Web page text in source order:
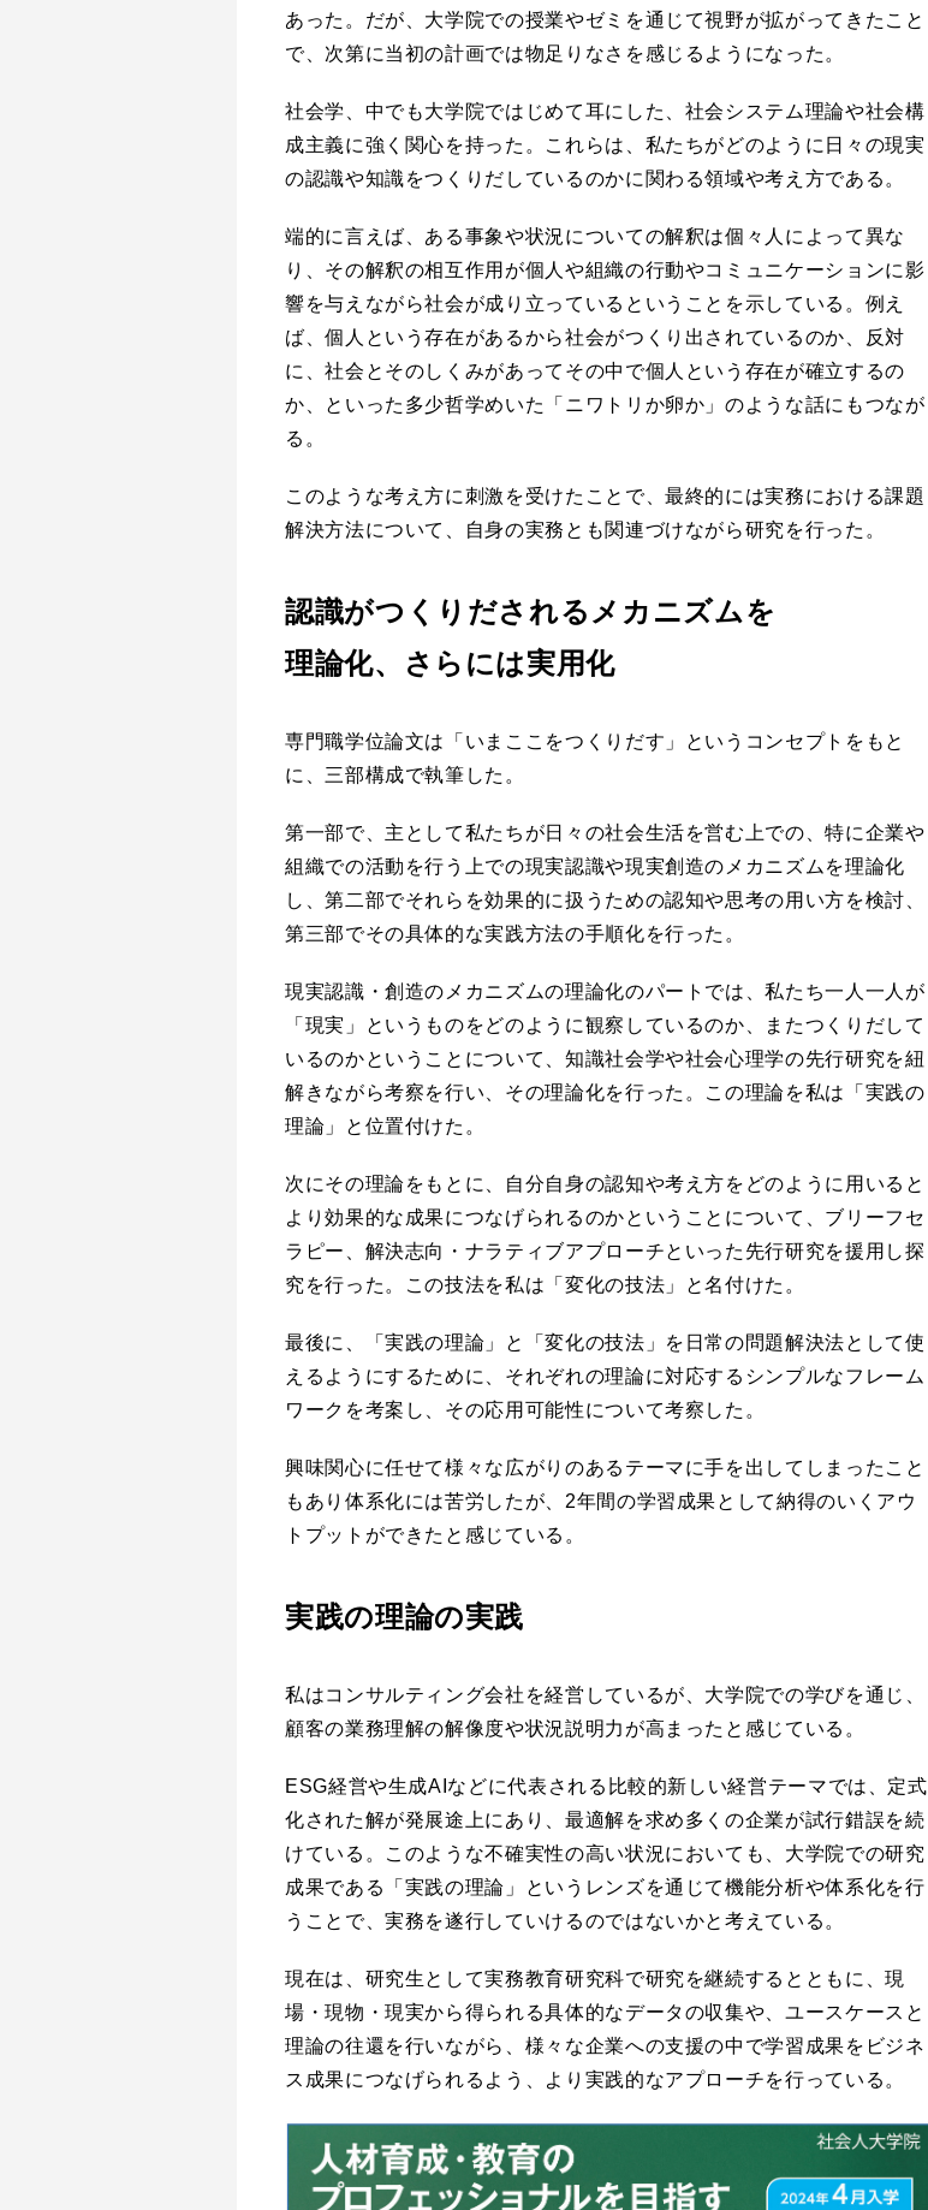
あった。だが、大学院での授業やゼミを通じて視野が拡がってきたこと
で、次第に当初の計画では物足りなさを感じるようになった。
社会学、中でも大学院ではじめて耳にした、社会システム理論や社会構
成主義に強く関心を持った。これらは、私たちがどのように日々の現実
の認識や知識をつくりだしているのかに関わる領域や考え方である。
端的に言えば、ある事象や状況についての解釈は個々人によって異な
り、その解釈の相互作用が個人や組織の行動やコミュニケーションに影
響を与えながら社会が成り立っているということを示している。例え
ば、個人という存在があるから社会がつくり出されているのか、反対
に、社会とそのしくみがあってその中で個人という存在が確立するの
か、といった多少哲学めいた「ニワトリか卵か」のような話にもつなが
る。
このような考え方に刺激を受けたことで、最終的には実務における課題
解決方法について、自身の実務とも関連づけながら研究を行った。
認識がつくりだされるメカニズムを
理論化、さらには実用化
専門職学位論文は「いまここをつくりだす」というコンセプトをもと
に、三部構成で執筆した。
第一部で、主として私たちが日々の社会生活を営む上での、特に企業や
組織での活動を行う上での現実認識や現実創造のメカニズムを理論化
し、第二部でそれらを効果的に扱うための認知や思考の用い方を検討、
第三部でその具体的な実践方法の手順化を行った。
現実認識・創造のメカニズムの理論化のパートでは、私たち一人一人が
「現実」というものをどのように観察しているのか、またつくりだして
いるのかということについて、知識社会学や社会心理学の先行研究を紐
解きながら考察を行い、その理論化を行った。この理論を私は「実践の
理論」と位置付けた。
次にその理論をもとに、自分自身の認知や考え方をどのように用いると
より効果的な成果につなげられるのかということについて、ブリーフセ
ラピー、解決志向・ナラティブアプローチといった先行研究を援用し探
究を行った。この技法を私は「変化の技法」と名付けた。
最後に、「実践の理論」と「変化の技法」を日常の問題解決法として使
えるようにするために、それぞれの理論に対応するシンプルなフレーム
ワークを考案し、その応用可能性について考察した。
興味関心に任せて様々な広がりのあるテーマに手を出してしまったこと
もあり体系化には苦労したが、2年間の学習成果として納得のいくアウ
トプットができたと感じている。
実践の理論の実践
私はコンサルティング会社を経営しているが、大学院での学びを通じ、
顧客の業務理解の解像度や状況説明力が高まったと感じている。
ESG経営や生成AIなどに代表される比較的新しい経営テーマでは、定式
化された解が発展途上にあり、最適解を求め多くの企業が試行錯誤を続
けている。このような不確実性の高い状況においても、大学院での研究
成果である「実践の理論」というレンズを通じて機能分析や体系化を行
うことで、実務を遂行していけるのではないかと考えている。
現在は、研究生として実務教育研究科で研究を継続するとともに、現
場・現物・現実から得られる具体的なデータの収集や、ユースケースと
理論の往還を行いながら、様々な企業への支援の中で学習成果をビジネ
ス成果につなげられるよう、より実践的なアプローチを行っている。